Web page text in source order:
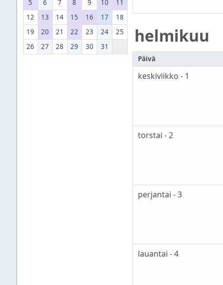
5
6 7 8 9 10
11
12
13 14 15 16 17
18
19
20 21 22 23 24
25
26
27 28 29 30 31
helmikuu
Päivä
keskiviikko - 1
torstai - 2
perjantai - 3
lauantai - 4